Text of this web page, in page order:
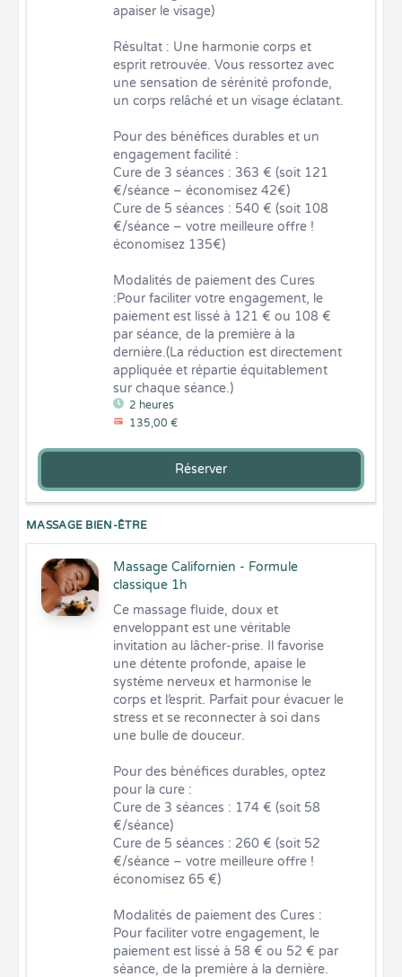
2 heures
135,00 €
apaiser le visage)
Résultat : Une harmonie corps et
esprit retrouvée. Vous ressortez avec
une sensation de sérénité profonde,
un corps relâché et un visage éclatant.
Pour des bénéfices durables et un
engagement facilité :
Cure de 3 séances : 363 € (soit 121
€/séance – économisez 42€)
Cure de 5 séances : 540 € (soit 108
€/séance – votre meilleure offre !
économisez 135€)
Modalités de paiement des Cures
:Pour faciliter votre engagement, le
paiement est lissé à 121 € ou 108 €
par séance, de la première à la
dernière.(La réduction est directement
appliquée et répartie équitablement
sur chaque séance.)
Réserver
MASSAGE BIEN-ÊTRE
Massage Californien - Formule
classique 1h
Ce massage fluide, doux et
enveloppant est une véritable
invitation au lâcher-prise. Il favorise
une détente profonde, apaise le
système nerveux et harmonise le
corps et l’esprit. Parfait pour évacuer le
stress et se reconnecter à soi dans
une bulle de douceur.
Pour des bénéfices durables, optez
pour la cure :
Cure de 3 séances : 174 € (soit 58
€/séance)
Cure de 5 séances : 260 € (soit 52
€/séance – votre meilleure offre !
économisez 65 €)
Modalités de paiement des Cures :
Pour faciliter votre engagement, le
paiement est lissé à 58 € ou 52 € par
séance, de la première à la dernière.